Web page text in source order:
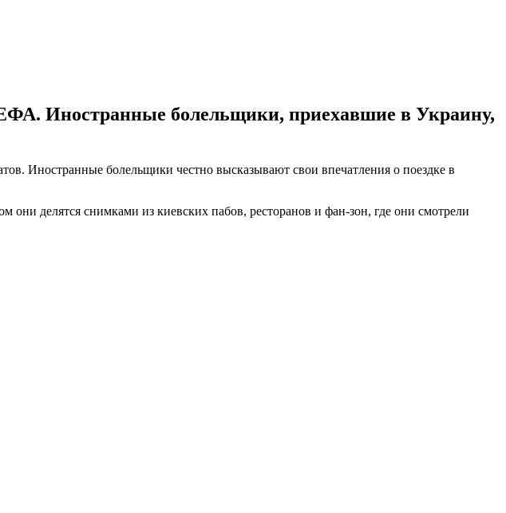
Иностранные болельщики, приехавшие в Украину,
Иностранные болельщики честно высказывают свои впечатления о поездке в
они делятся снимками из киевских пабов, ресторанов и фан-зон, где они смотрели